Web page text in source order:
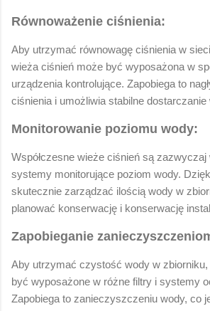
Równoważenie ciśnienia:
Aby utrzymać równowagę ciśnienia w
wieża ciśnień może być wyposażona w
urządzenia kontrolujące. Zapobiega to
ciśnienia i umożliwia stabilne dostarczanie
Monitorowanie poziomu wody:
Współczesne wieże ciśnień są
systemy monitorujące poziom wody.
skutecznie zarządzać ilością wody w
planować konserwację i konserwację
Zapobieganie
Aby utrzymać czystość wody w
być wyposażone w różne filtry i systemy
Zapobiega to zanieczyszczeniu wody, co